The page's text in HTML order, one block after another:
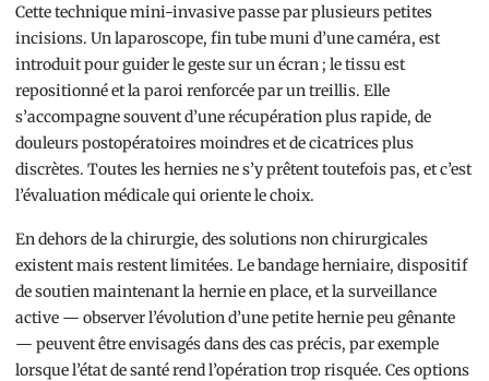
Cette technique mini-invasive passe par plusieurs petites
incisions. Un laparoscope, fin tube muni d’une caméra, est
introduit pour guider le geste sur un écran ; le tissu est
repositionné et la paroi renforcée par un treillis. Elle
s’accompagne souvent d’une récupération plus rapide, de
douleurs postopératoires moindres et de cicatrices plus
discrètes. Toutes les hernies ne s’y prêtent toutefois pas, et c’est
l’évaluation médicale qui oriente le choix.
En dehors de la chirurgie, des solutions non chirurgicales
existent mais restent limitées. Le bandage herniaire, dispositif
de soutien maintenant la hernie en place, et la surveillance
active — observer l’évolution d’une petite hernie peu gênante
— peuvent être envisagés dans des cas précis, par exemple
lorsque l’état de santé rend l’opération trop risquée. Ces options